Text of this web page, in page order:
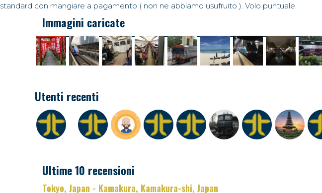
standard con mangiare a pagamento ( non ne abbiamo usufruito ). Volo puntuale.
Immagini caricate
Utenti recenti
Ultime 10 recensioni
Tokyo, Japan - Kamakura, Kamakura-shi, Japan